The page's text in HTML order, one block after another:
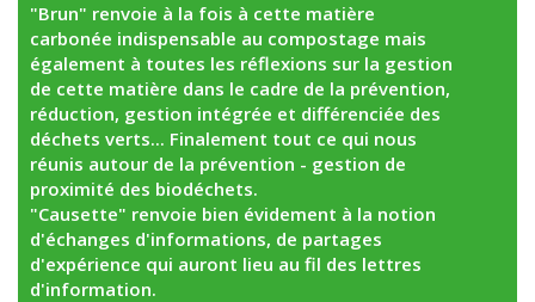
"Brun" renvoie à la fois à cette matière
carbonée indispensable au compostage mais
également à toutes les réflexions sur la gestion
de cette matière dans le cadre de la prévention,
réduction, gestion intégrée et différenciée des
déchets verts... Finalement tout ce qui nous
réunis autour de la prévention - gestion de
proximité des biodéchets.
"Causette" renvoie bien évidement à la notion
d'échanges d'informations, de partages
d'expérience qui auront lieu au fil des lettres
d'information.